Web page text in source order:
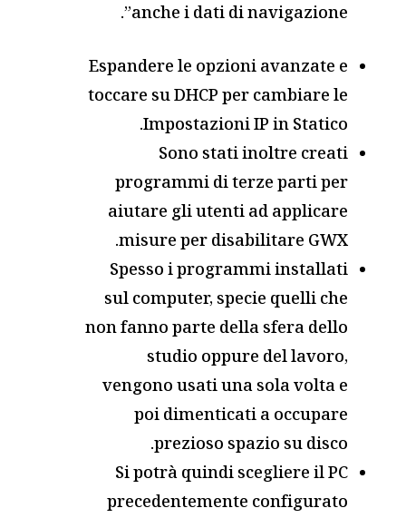
anche i dati di navigazione”.
Espandere le opzioni avanzate e
toccare su DHCP per cambiare le
Impostazioni IP in Statico.
Sono stati inoltre creati
programmi di terze parti per
aiutare gli utenti ad applicare
misure per disabilitare GWX.
Spesso i programmi installati
sul computer, specie quelli che
non fanno parte della sfera dello
studio oppure del lavoro,
vengono usati una sola volta e
poi dimenticati a occupare
prezioso spazio su disco.
Si potrà quindi scegliere il PC
precedentemente configurato